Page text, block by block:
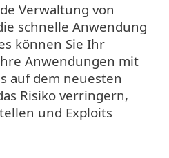
Verwaltung von
schnelle Anwendung
können Sie Ihr
Anwendungen mit
auf dem neuesten
Risiko verringern,
und Exploits